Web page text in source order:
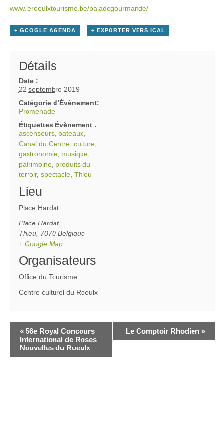
www.leroeulxtourisme.be/baladegourmande/
+ GOOGLE AGENDA + EXPORTER VERS ICAL
Détails
Date :
22 septembre 2019
Catégorie d’Évènement:
Promenade
Étiquettes Évènement :
ascenseurs, bateaux,
Canal du Centre, culture,
gastronomie, musique,
patrimoine, produits du
terroir, spectacle, Thieu
Lieu
Place Hardat
Place Hardat
Thieu, 7070 Belgique
+ Google Map
Organisateurs
Office du Tourisme
Centre culturel du Roeulx
« 56e Royal Concours
International de Roses
Nouvelles du Roeulx
Le Comptoir Rhodien »